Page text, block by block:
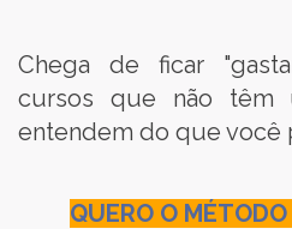
Chega de ficar
cursos que não têm
entendem do que você
QUERO O